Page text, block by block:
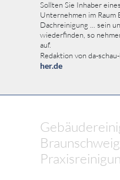
Sollten Sie Inhaber
Unternehmen im Raum
Dachreinigung ... sein
wiederfinden, so
auf.
Redaktion von da-
her.de
Braunschweig